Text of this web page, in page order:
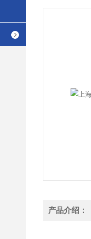
产品介绍：